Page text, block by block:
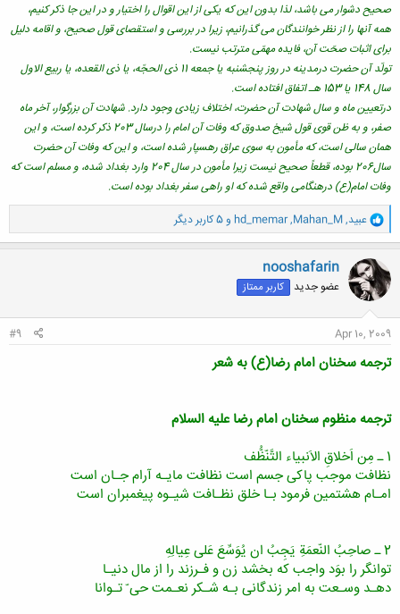
صحیح دشوار می باشد، لذا بدون این که یکی از این اقوال را اختیار و در این جا ذکر کنیم،
همه آنها را از نظر خوانندگان می گذرانیم، زیرا در بررسی و استقصای قول صحیح، و اقامه دلیل
برای اثبات صحّت آن، فایده مهمّی مترتب نیست.
تولّد آن حضرت درمدینه در روز پنجشنبه یا جمعه 11 ذی الحجّه، یا ذی القعده، یا ربیع الاول
سال 148 یا 153 هـ اتفاق افتاده است.
درتعیین ماه و سال شهادت آن حضرت، اختلاف زیادی وجود دارد. شهادت آن بزرگوار، آخر ماه
صفر، و به ظن قوی قول شیخ صدوق که وفات آن امام را درسال 203 ذکر کرده است، و این
همان سالی است، که مأمون به سوی عراق رهسپار شده است، و این که وفات آن حضرت
سال206 بوده، قطعاً صحیح نیست زیرا مأمون در سال 204 وارد بغداد شده، و مسلم است که
وفات امام(ع) درهنگامی واقع شده که او راهی سفر بغداد بوده است.
و
ا
ک
ن
ش
ه
ا
عبید,
Mahan_M
,
hd_memar و 5 کاربر دیگر
nooshafarin
عضو جدید کاربر ممتاز
Apr 10, 2009
#9
ترجمه سخنان امام رضا(ع) به شعر
ترجمه منظوم سخنان امام رضا علیه السلام
1 ـ مِن اَخلاقِ الاَنبیاء التَّنّظُّف
نظافت موجب پاكى جسم است نظافت مایـه آرام جـان است
امـام هشتمین فرمود بـا خلق نظـافت شیـوه پیغمبران است
2 ـ صاحِبُ النّعمَةِ یَجِبُ ان یُوَسِّعَ عَلى عِیالِهِ
توانگر را بوَد واجب كه بخشد زن و فـرزند را از مال دنیـا
دهـد وسـعت به امر زندگانى بـه شـكر نعـمت حى ّ تـوانا